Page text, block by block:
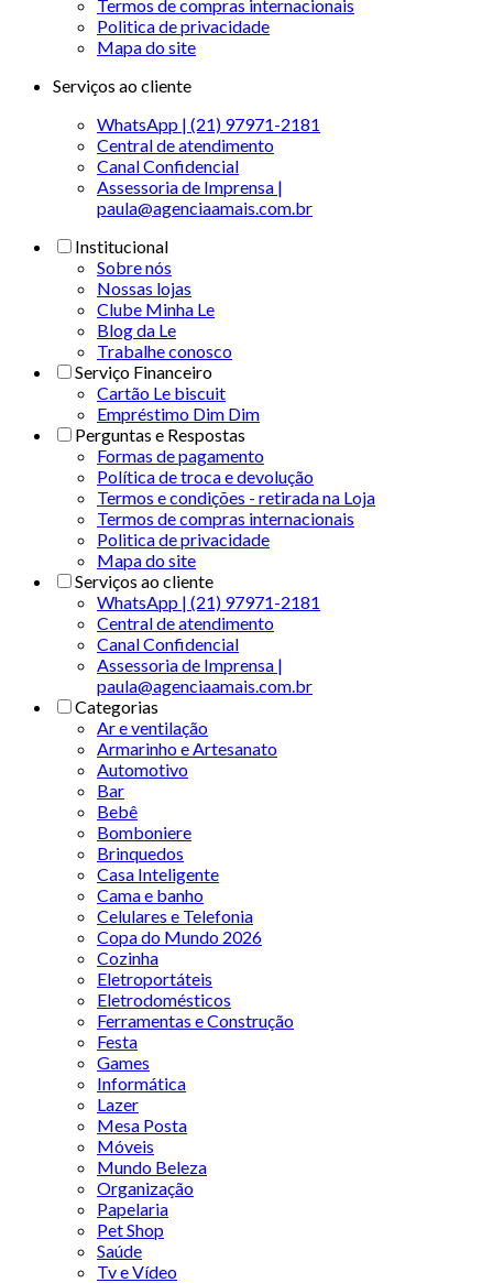
Termos de compras internacionais
Politica de privacidade
Mapa do site
Serviços ao cliente
WhatsApp | (21) 97971-2181
Central de atendimento
Canal Confidencial
Assessoria de Imprensa |
paula@agenciaamais.com.br
Institucional
Sobre nós
Nossas lojas
Clube Minha Le
Blog da Le
Trabalhe conosco
Serviço Financeiro
Cartão Le biscuit
Empréstimo Dim Dim
Perguntas e Respostas
Formas de pagamento
Política de troca e devolução
Termos e condições - retirada na Loja
Termos de compras internacionais
Politica de privacidade
Mapa do site
Serviços ao cliente
WhatsApp | (21) 97971-2181
Central de atendimento
Canal Confidencial
Assessoria de Imprensa |
paula@agenciaamais.com.br
Categorias
Ar e ventilação
Armarinho e Artesanato
Automotivo
Bar
Bebê
Bomboniere
Brinquedos
Casa Inteligente
Cama e banho
Celulares e Telefonia
Copa do Mundo 2026
Cozinha
Eletroportáteis
Eletrodomésticos
Ferramentas e Construção
Festa
Games
Informática
Lazer
Mesa Posta
Móveis
Mundo Beleza
Organização
Papelaria
Pet Shop
Saúde
Tv e Vídeo